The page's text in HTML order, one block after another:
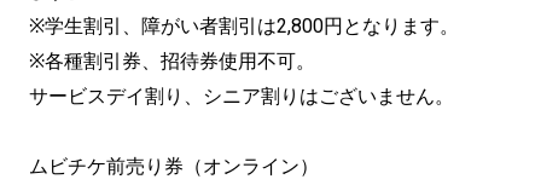
※学生割引、障がい者割引は2,800円となります。
※各種割引券、招待券使用不可。
サービスデイ割り、シニア割りはございません。
ムビチケ前売り券（オンライン）